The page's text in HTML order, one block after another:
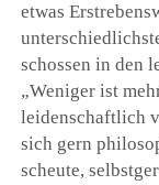
etwas
schossen in den
„Weniger ist
leidenschaftlich
sich gern
scheute,